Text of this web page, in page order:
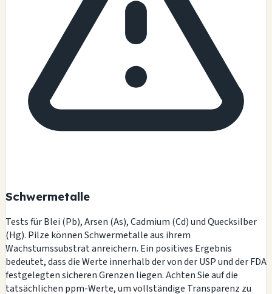
Schwermetalle
Tests für Blei (Pb), Arsen (As), Cadmium (Cd) und Quecksilber
(Hg). Pilze können Schwermetalle aus ihrem
Wachstumssubstrat anreichern. Ein positives Ergebnis
bedeutet, dass die Werte innerhalb der von der USP und der FDA
festgelegten sicheren Grenzen liegen. Achten Sie auf die
tatsächlichen ppm-Werte, um vollständige Transparenz zu